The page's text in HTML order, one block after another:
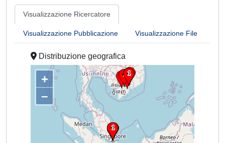
Visualizzazione Ricercatore
Visualizzazione Pubblicazione Visualizzazione File
Distribuzione geografica
+
–